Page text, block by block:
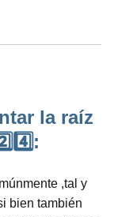
la raíz
,tal y
bien también